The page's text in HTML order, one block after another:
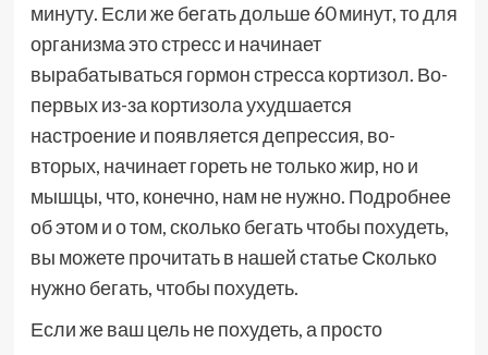
минуту. Если же бегать дольше 60 минут, то для
организма это стресс и начинает
вырабатываться гормон стресса кортизол. Во-
первых из-за кортизола ухудшается
настроение и появляется депрессия, во-
вторых, начинает гореть не только жир, но и
мышцы, что, конечно, нам не нужно. Подробнее
об этом и о том, сколько бегать чтобы похудеть,
вы можете прочитать в нашей статье Сколько
нужно бегать, чтобы похудеть.
Если же ваш цель не похудеть, а просто